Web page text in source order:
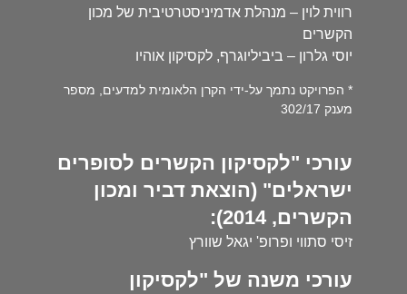
רווית לוין – מנהלת אדמיניסטרטיבית של מכון
הקשרים
יוסי גלרון – ביביליוגרף, לקסיקון אוהיו
* הפרויקט נתמך על-ידי הקרן הלאומית למדעים, מספר
מענק 302/17
עורכי "לקסיקון הקשרים לסופרים
ישראלים" (הוצאת דביר ומכון
הקשרים, 2014):
זיסי סתווי ופרופ' יגאל שוורץ
עורכי משנה של "לקסיקון